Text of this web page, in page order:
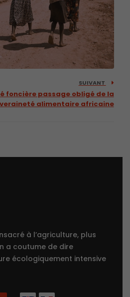
SUIVANT
foncière passage obligé de la
alimentaire africaine
à l’agriculture, plus
a coutume de dire
écologiquement intensive